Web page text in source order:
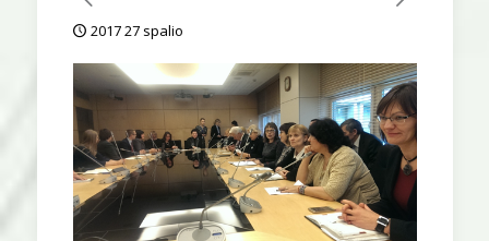
2017 27 spalio